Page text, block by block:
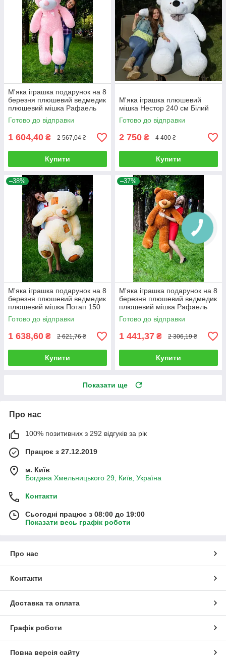
М'яка іграшка подарунок на 8
березня плюшевий ведмедик
плюшевий мішка Рафаель
160 см Рожевий
Готово до відправки
1 604,40 ₴ 2 567,04 ₴
Купити
М'яка іграшка плюшевий
мішка Нестор 240 см Білий
Готово до відправки
2 750 ₴ 4 400 ₴
Купити
–38%
М'яка іграшка подарунок на 8
березня плюшевий ведмедик
плюшевий мішка Потап 150
см Кремовий
Готово до відправки
1 638,60 ₴ 2 621,76 ₴
Купити
–37%
М'яка іграшка подарунок на 8
березня плюшевий ведмедик
плюшевий мішка Рафаель
140 см Коричневий
Готово до відправки
1 441,37 ₴ 2 306,19 ₴
Купити
Показати ще
Про нас
100% позитивних з 292 відгуків за рік
Працює з 27.12.2019
м. Київ
Богдана Хмельницького 29, Київ, Україна
Контакти
Сьогодні працює з 08:00 до 19:00
Показати весь графік роботи
Про нас
Контакти
Доставка та оплата
Графік роботи
Повна версія сайту